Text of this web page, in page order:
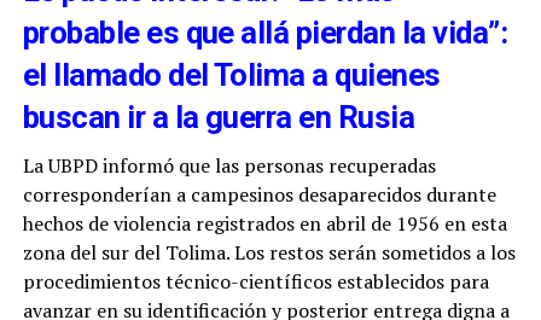
probable es que allá pierdan la vida”:
el llamado del Tolima a quienes
buscan ir a la guerra en Rusia
La UBPD informó que las personas recuperadas
corresponderían a campesinos desaparecidos durante
hechos de violencia registrados en abril de 1956 en esta
zona del sur del Tolima. Los restos serán sometidos a los
procedimientos técnico-científicos establecidos para
avanzar en su identificación y posterior entrega digna a